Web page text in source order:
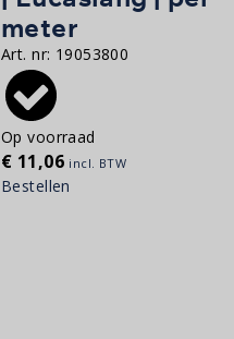
meter
Art. nr: 19053800
Op voorraad
€ 11,06 incl. BTW
Bestellen